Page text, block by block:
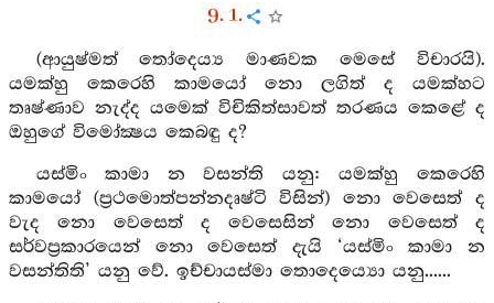
9. 1.
(ආයුෂ්මත් තෝදෙය්‍ය මාණවක මෙසේ විචාරයි).
යමක්හු කෙරෙහි කාමයෝ නො ලගිත් ද යමක්හට
තෘෂ්ණාව නැද්ද යමෙක් විචිකිත්සාවත් තරණය කෙළේ ද
ඔහුගේ විමෝක්‍ෂය කෙබඳු ද?
යස්මිං කාමා න වසන්ති යනු: යමක්හු කෙරෙහි
කාමයෝ (ප්‍රථමොත්පන්නදෘෂ්ටි විසින්) නො වෙසෙත් ද
වැද නො වෙසෙත් ද වෙසෙසින් නො වෙසෙත් ද
සර්වප්‍රකාරයෙන් නො වෙසෙත් දැයි ‘යස්මිං කාමා න
වසන්තිති’ යනු වේ. ඉච්චායස්මා තොදෙය්‍යො යනු......